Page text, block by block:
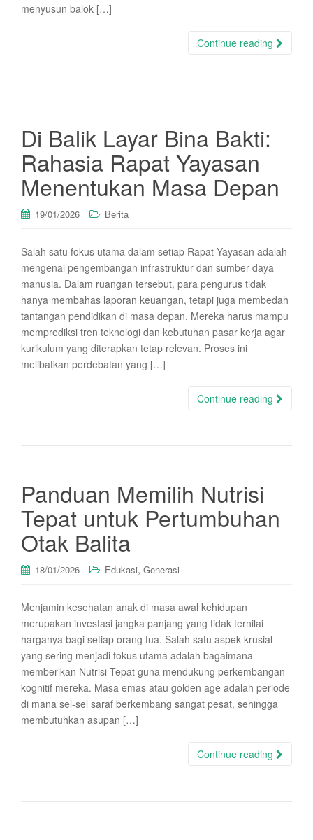
menyusun balok […]
Continue reading
Di Balik Layar Bina Bakti:
Rahasia Rapat Yayasan
Menentukan Masa Depan
19/01/2026 Berita
Salah satu fokus utama dalam setiap Rapat Yayasan adalah
mengenai pengembangan infrastruktur dan sumber daya
manusia. Dalam ruangan tersebut, para pengurus tidak
hanya membahas laporan keuangan, tetapi juga membedah
tantangan pendidikan di masa depan. Mereka harus mampu
memprediksi tren teknologi dan kebutuhan pasar kerja agar
kurikulum yang diterapkan tetap relevan. Proses ini
melibatkan perdebatan yang […]
Continue reading
Panduan Memilih Nutrisi
Tepat untuk Pertumbuhan
Otak Balita
18/01/2026 Edukasi, Generasi
Menjamin kesehatan anak di masa awal kehidupan
merupakan investasi jangka panjang yang tidak ternilai
harganya bagi setiap orang tua. Salah satu aspek krusial
yang sering menjadi fokus utama adalah bagaimana
memberikan Nutrisi Tepat guna mendukung perkembangan
kognitif mereka. Masa emas atau golden age adalah periode
di mana sel-sel saraf berkembang sangat pesat, sehingga
membutuhkan asupan […]
Continue reading